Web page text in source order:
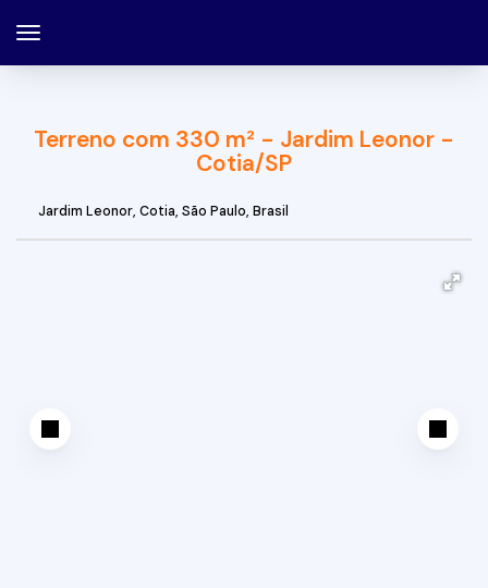
Terreno com 330 m² - Jardim Leonor -
Cotia/SP
Jardim Leonor, Cotia, São Paulo, Brasil